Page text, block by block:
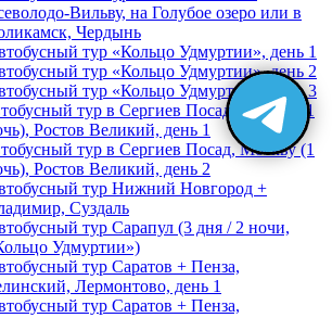
Вильву, на Голубое озеро или в
Чердынь
тур «Кольцо Удмуртии», день 1
тур «Кольцо Удмуртии», день 2
тур «Кольцо Удмуртии», день 3
тур в Сергиев Посад, Москву (1
Ростов Великий, день 1
тур в Сергиев Посад, Москву (1
Ростов Великий, день 2
тур Нижний Новгород +
Суздаль
тур Сарапул (3 дня / 2 ночи,
Удмуртии»)
тур Саратов + Пенза,
Лермонтово, день 1
тур Саратов + Пенза,